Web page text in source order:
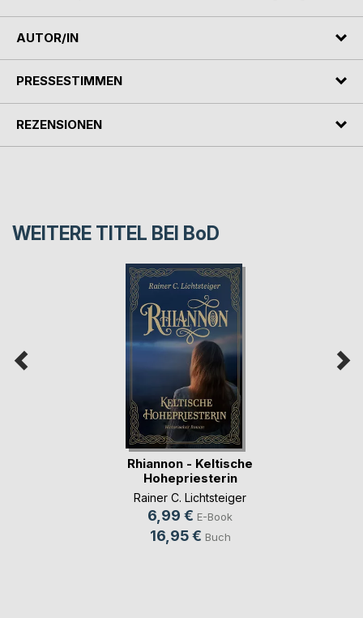
AUTOR/IN
PRESSESTIMMEN
REZENSIONEN
WEITERE TITEL BEI BoD
Rhiannon - Keltische
Hohepriesterin
Rainer C. Lichtsteiger
6,99 € E-Book
16,95 € Buch